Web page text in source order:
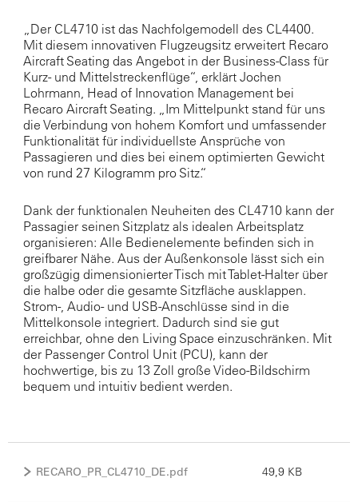
„Der CL4710 ist das Nachfolgemodell des CL4400.
Mit diesem innovativen Flugzeugsitz erweitert Recaro
Aircraft Seating das Angebot in der Business-Class für
Kurz- und Mittelstreckenflüge“, erklärt Jochen
Lohrmann, Head of Innovation Management bei
Recaro Aircraft Seating. „Im Mittelpunkt stand für uns
die Verbindung von hohem Komfort und umfassender
Funktionalität für individuellste Ansprüche von
Passagieren und dies bei einem optimierten Gewicht
von rund 27 Kilogramm pro Sitz.“
Dank der funktionalen Neuheiten des CL4710 kann der
Passagier seinen Sitzplatz als idealen Arbeitsplatz
organisieren: Alle Bedienelemente befinden sich in
greifbarer Nähe. Aus der Außenkonsole lässt sich ein
großzügig dimensionierter Tisch mit Tablet-Halter über
die halbe oder die gesamte Sitzfläche ausklappen.
Strom-, Audio- und USB-Anschlüsse sind in die
Mittelkonsole integriert. Dadurch sind sie gut
erreichbar, ohne den Living Space einzuschränken. Mit
der Passenger Control Unit (PCU), kann der
hochwertige, bis zu 13 Zoll große Video-Bildschirm
bequem und intuitiv bedient werden.
RECARO_PR_CL4710_DE.pdf 49,9 KB